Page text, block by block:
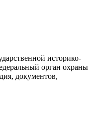
историко-
орган охраны
документов,